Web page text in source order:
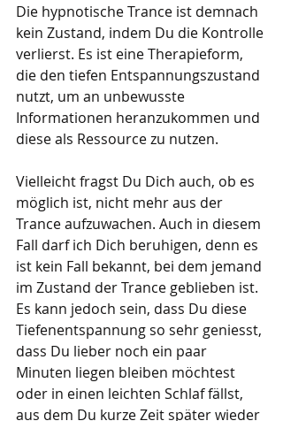
Die hypnotische Trance ist demnach
kein Zustand, indem Du die Kontrolle
verlierst. Es ist eine Therapieform,
die den tiefen Entspannungszustand
nutzt, um an unbewusste
Informationen heranzukommen und
diese als Ressource zu nutzen.
Vielleicht fragst Du Dich auch, ob es
möglich ist, nicht mehr aus der
Trance aufzuwachen. Auch in diesem
Fall darf ich Dich beruhigen, denn es
ist kein Fall bekannt, bei dem jemand
im Zustand der Trance geblieben ist.
Es kann jedoch sein, dass Du diese
Tiefenentspannung so sehr geniesst,
dass Du lieber noch ein paar
Minuten liegen bleiben möchtest
oder in einen leichten Schlaf fällst,
aus dem Du kurze Zeit später wieder